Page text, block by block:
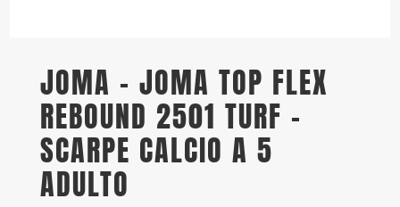
JOMA – JOMA TOP FLEX
REBOUND 2501 TURF –
SCARPE CALCIO A 5
ADULTO